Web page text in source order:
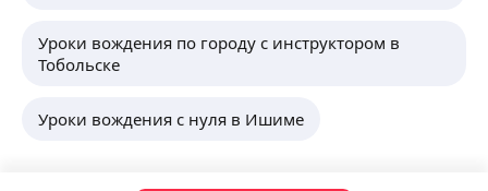
Уроки вождения по городу с инструктором в
Тобольске
Уроки вождения с нуля в Ишиме